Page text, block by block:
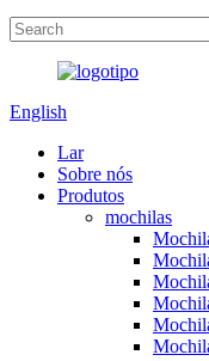
English
Lar
Sobre nós
Produtos
mochilas